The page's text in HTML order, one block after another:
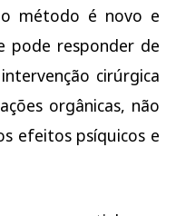
método é novo e
pode responder de
cirúrgica
orgânicas, não
efeitos psíquicos e